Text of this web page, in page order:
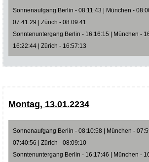
Sonnenaufgang Berlin - 08:11:43 | München -
07:41:29 | Zürich - 08:09:41
Sonntenuntergang Berlin - 16:16:15 | München -
16:22:44 | Zürich - 16:57:13
Montag, 13.01.2234
Sonnenaufgang Berlin - 08:10:58 | München -
07:40:56 | Zürich - 08:09:10
Sonntenuntergang Berlin - 16:17:46 | München -